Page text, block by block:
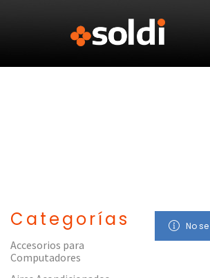
No
Categorías
Accesorios para
Computadores